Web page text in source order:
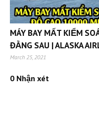
MÁY BAY MẤT KIỂM
ĐẰNG SAU | ALASKA
March 25, 2021
0 Nhận xét